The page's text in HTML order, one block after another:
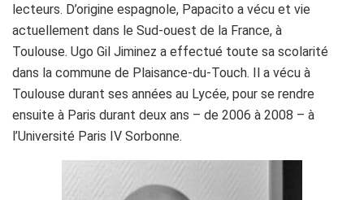
lecteurs. D’origine espagnole, Papacito a vécu et vie
actuellement dans le Sud-ouest de la France, à
Toulouse. Ugo Gil Jiminez a effectué toute sa scolarité
dans la commune de Plaisance-du-Touch. Il a vécu à
Toulouse durant ses années au Lycée, pour se rendre
ensuite à Paris durant deux ans – de 2006 à 2008 – à
l’Université Paris IV Sorbonne.